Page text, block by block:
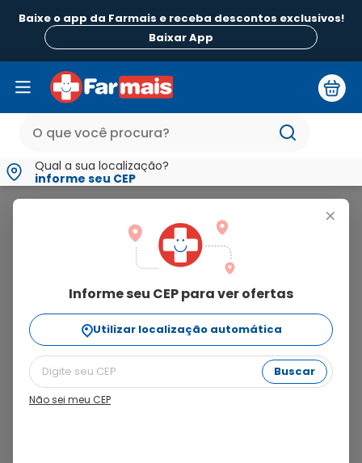
Baixe o app da Farmais e receba descontos exclusivos!
Baixar App
Qual a sua localização?
informe seu CEP
+
Informe seu CEP para ver ofertas
Utilizar localização automática
Buscar
Não sei meu CEP
Ordenar Por
relevância